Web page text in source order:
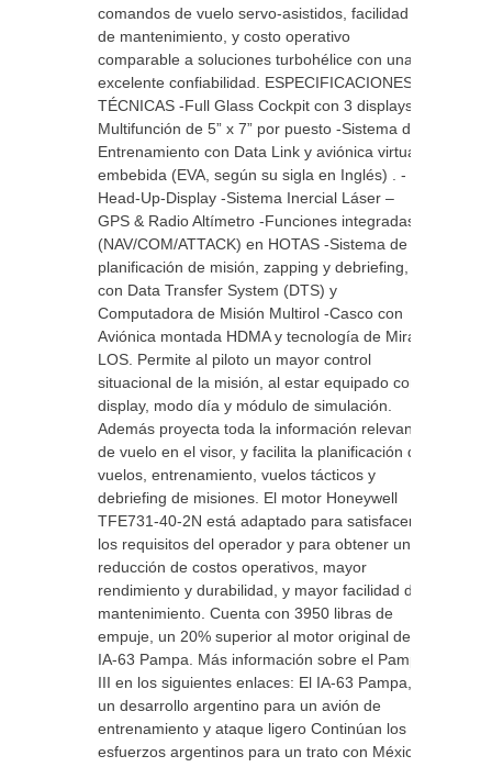
comandos de vuelo servo-asistidos, facilidad
de mantenimiento, y costo operativo
comparable a soluciones turbohélice con una
excelente confiabilidad. ESPECIFICACIONES
TÉCNICAS -Full Glass Cockpit con 3 displays
Multifunción de 5” x 7” por puesto -Sistema de
Entrenamiento con Data Link y aviónica virtual
embebida (EVA, según su sigla en Inglés) . -
Head-Up-Display -Sistema Inercial Láser –
GPS & Radio Altímetro -Funciones integradas
(NAV/COM/ATTACK) en HOTAS -Sistema de
planificación de misión, zapping y debriefing,
con Data Transfer System (DTS) y
Computadora de Misión Multirol -Casco con
Aviónica montada HDMA y tecnología de Mira
LOS. Permite al piloto un mayor control
situacional de la misión, al estar equipado con
display, modo día y módulo de simulación.
Además proyecta toda la información relevante
de vuelo en el visor, y facilita la planificación de
vuelos, entrenamiento, vuelos tácticos y
debriefing de misiones. El motor Honeywell
TFE731-40-2N está adaptado para satisfacer
los requisitos del operador y para obtener una
reducción de costos operativos, mayor
rendimiento y durabilidad, y mayor facilidad de
mantenimiento. Cuenta con 3950 libras de
empuje, un 20% superior al motor original del
IA-63 Pampa. Más información sobre el Pampa
III en los siguientes enlaces: El IA-63 Pampa,
un desarrollo argentino para un avión de
entrenamiento y ataque ligero Continúan los
esfuerzos argentinos para un trato con México